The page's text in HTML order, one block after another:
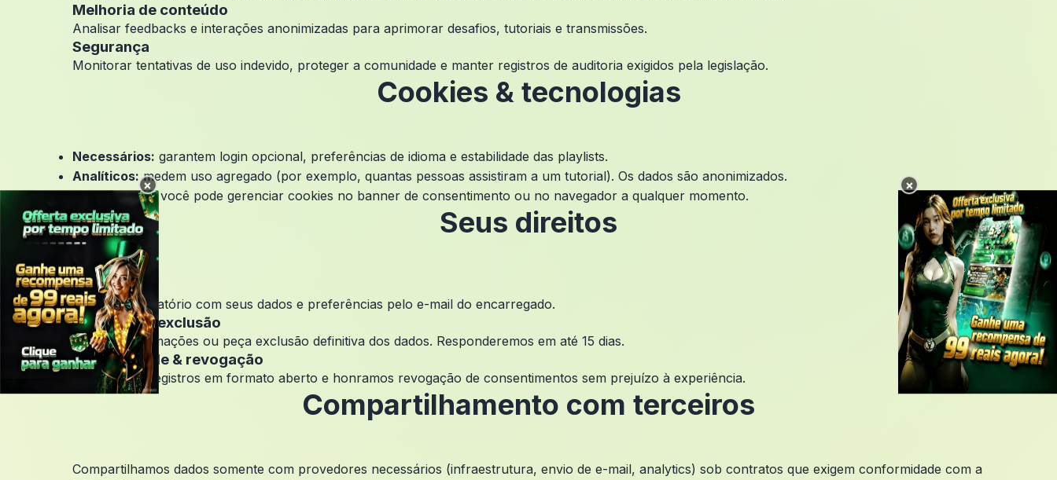
Melhoria de conteúdo
Analisar feedbacks e interações anonimizadas para aprimorar desafios, tutoriais e transmissões.
Segurança
Monitorar tentativas de uso indevido, proteger a comunidade e manter registros de auditoria exigidos pela legislação.
Cookies & tecnologias
Necessários: garantem login opcional, preferências de idioma e estabilidade das playlists.
Analíticos:medem uso agregado (por exemplo, quantas pessoas assistiram a um tutorial). Os dados são anonimizados.
Desativação:você pode gerenciar cookies no banner de consentimento ou no navegador a qualquer momento.
Seus direitos
Acesso
Solicite um relatório com seus dados e preferências pelo e-mail do encarregado.
Correção & exclusão
Atualize informações ou peça exclusão definitiva dos dados. Responderemos em até 15 dias.
Portabilidade & revogação
Exportamos registros em formato aberto e honramos revogação de consentimentos sem prejuízo à experiência.
Compartilhamento com terceiros
Compartilhamos dados somente com provedores necessários (infraestrutura, envio de e-mail, analytics) sob contratos que exigem conformidade com a
× ×